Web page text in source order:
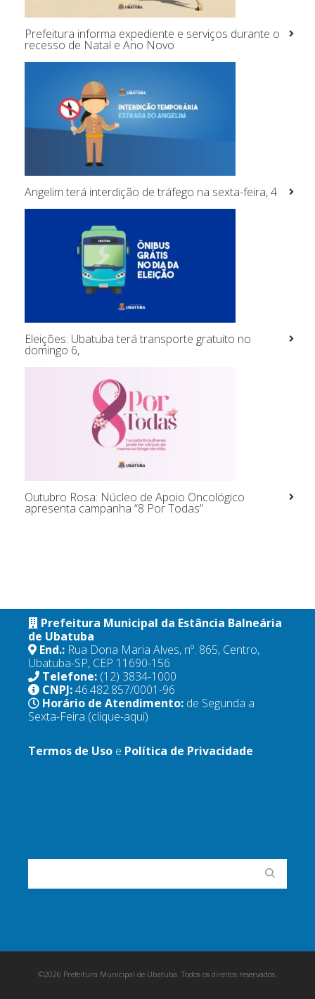
Prefeitura informa expediente e serviços durante o
recesso de Natal e Ano Novo
Angelim terá interdição de tráfego na sexta-feira, 4
Eleições: Ubatuba terá transporte gratuito no
domingo 6,
Outubro Rosa: Núcleo de Apoio Oncológico
apresenta campanha “8 Por Todas”
Prefeitura Municipal da Estância Balneária
de Ubatuba
End.: Rua Dona Maria Alves, nº. 865, Centro,
Ubatuba-SP, CEP 11690-156
Telefone: (12) 3834-1000
CNPJ:46.482.857/0001-96
Horário de Atendimento: de Segunda a
Sexta-Feira (clique-aqui)
Termos de Uso e Política de Privacidade
©2026 Prefeitura Municipal de Ubatuba. Todos os direitos reservados.